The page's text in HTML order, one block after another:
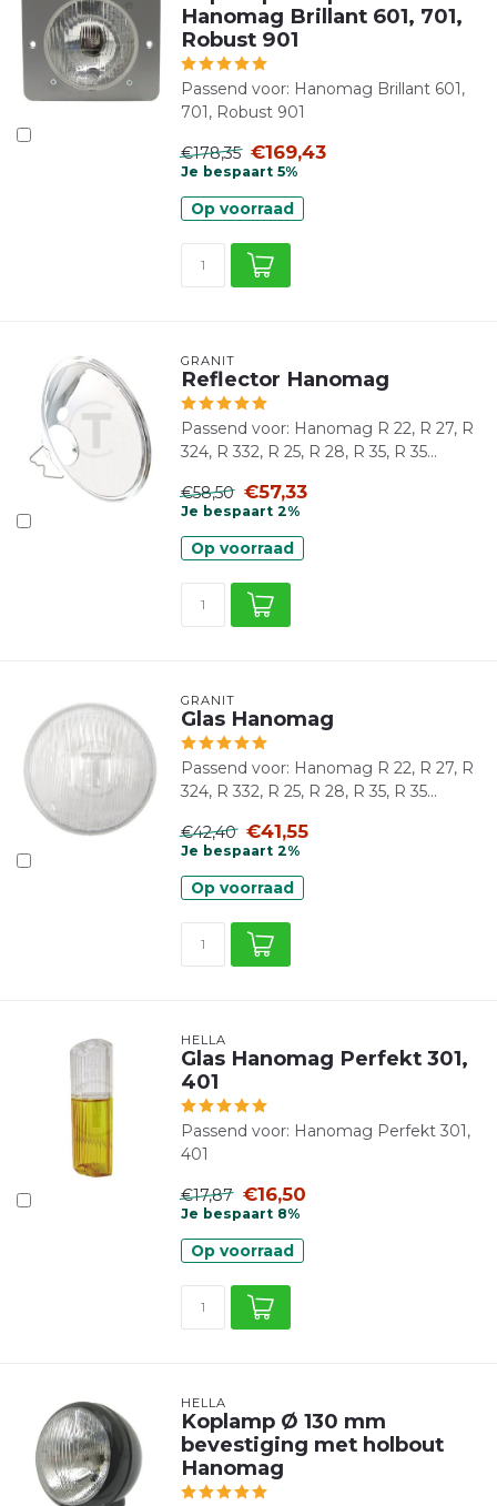
Hanomag Brillant 601, 701,
Robust 901
Passend voor: Hanomag Brillant 601,
701, Robust 901
€178,35 €169,43
Je bespaart 5%
Op voorraad
GRANIT
Reflector Hanomag
Passend voor: Hanomag R 22, R 27, R
324, R 332, R 25, R 28, R 35, R 35...
€58,50 €57,33
Je bespaart 2%
Op voorraad
GRANIT
Glas Hanomag
Passend voor: Hanomag R 22, R 27, R
324, R 332, R 25, R 28, R 35, R 35...
€42,40 €41,55
Je bespaart 2%
Op voorraad
HELLA
Glas Hanomag Perfekt 301,
401
Passend voor: Hanomag Perfekt 301,
401
€17,87 €16,50
Je bespaart 8%
Op voorraad
HELLA
Koplamp Ø 130 mm
bevestiging met holbout
Hanomag